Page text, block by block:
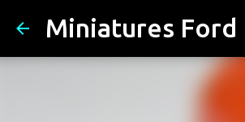
Miniatures Ford